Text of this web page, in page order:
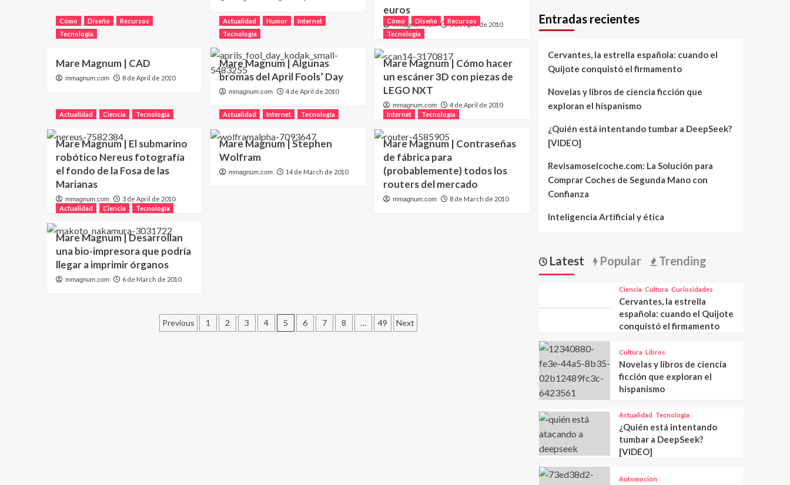
euros
mmagnum.com 8 de April de 2010
Cómo Diseño
Recursos
Tecnología
Mare Magnum | CAD
mmagnum.com 8 de April de 2010
Actualidad Humor
Internet
Tecnología
Mare Magnum | Algunas
bromas del April Fools’ Day
mmagnum.com 4 de April de 2010
Cómo Diseño
Recursos
Tecnología
Mare Magnum | Cómo hacer
un escáner 3D con piezas de
LEGO NXT
mmagnum.com
4 de April de 2010
Actualidad
Ciencia Tecnología
Mare Magnum | El submarino
robótico Nereus fotografía
el fondo de la Fosa de las
Marianas
mmagnum.com 3 de April de 2010
Actualidad Internet Tecnología
Mare Magnum | Stephen
Wolfram
mmagnum.com 14 de March de 2010
Internet Tecnología
Mare Magnum | Contraseñas
de fábrica para
(probablemente) todos los
routers del mercado
mmagnum.com
8 de March de 2010
Actualidad
Ciencia Tecnología
Mare Magnum | Desarrollan
una bio-impresora que podría
llegar a imprimir órganos
mmagnum.com 6 de March de 2010
Posts
Previous 1 2 3 4 5 6 7 8 … 49 Next
Entradas recientes
Cervantes, la estrella española: cuando el
Quijote conquistó el firmamento
Novelas y libros de ciencia ficción que
exploran el hispanismo
¿Quién está intentando tumbar a DeepSeek?
[VIDEO]
Revisamoselcoche.com: La Solución para
Comprar Coches de Segunda Mano con
Confianza
Inteligencia Artificial y ética
Latest Popular Trending
Ciencia Cultura Curiosidades
Cervantes, la estrella
española: cuando el Quijote
conquistó el firmamento
Cultura Libros
Novelas y libros de ciencia
ficción que exploran el
hispanismo
Actualidad Tecnología
¿Quién está intentando
tumbar a DeepSeek?
[VIDEO]
Automoción